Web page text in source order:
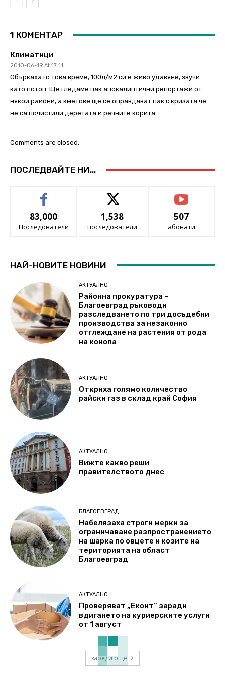
1 КОМЕНТАР
Климатици
2010-06-19 At 17:11
Объркаха го това време, 100л/м2 си е живо удавяне, звучи
като потоп. Ще гледаме пак апокалиптични репортажи от
някой райони, а кметове ще се оправдават пак с кризата че
не са почистили деретата и речните корита
Comments are closed.
ПОСЛЕДВАЙТЕ НИ...
83,000
Последователи
1,538
последователи
507
абонати
НАЙ-НОВИТЕ НОВИНИ
АКТУАЛНО
Районна прокуратура –
Благоевград ръководи
разследването по три досъдебни
производства за незаконно
отглеждане на растения от рода
на конопа
АКТУАЛНО
Откриха голямо количество
райски газ в склад край София
АКТУАЛНО
Вижте какво реши
правителството днес
БЛАГОЕВГРАД
Набелязаха строги мерки за
ограничаване разпространението
на шарка по овцете и козите на
територията на област
Благоевград
АКТУАЛНО
Проверяват „Еконт“ заради
вдигането на куриерските услуги
от 1 август
зареди още